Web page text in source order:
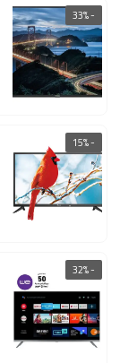
- 33%
- 15%
- 32%